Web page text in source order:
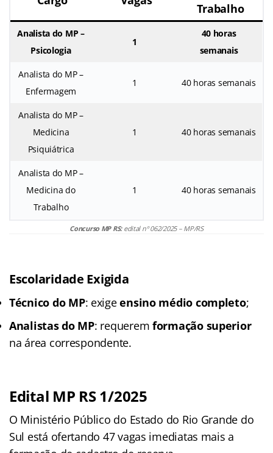
Trabalho
Analista do MP –
Psicologia
1
40 horas
semanais
Analista do MP –
Enfermagem
1 40 horas semanais
Analista do MP –
Medicina
Psiquiátrica
1 40 horas semanais
Analista do MP –
Medicina do
Trabalho
1 40 horas semanais
Concurso MP RS: edital nº 062/2025 – MP/RS
Escolaridade Exigida
Técnico do MP: exigeensino médio completo;
Analistas do MP: requerem formação superior
na área correspondente.
Edital MP RS 1/2025
O Ministério Público do Estado do Rio Grande do
Sul está ofertando 47 vagas imediatas mais a